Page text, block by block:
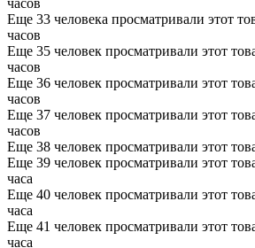
Еще 33 человека просматривали этот
часов
Еще 35 человек просматривали этот
часов
Еще 36 человек просматривали этот
часов
Еще 37 человек просматривали этот
часов
Еще 38 человек просматривали этот
Еще 39 человек просматривали этот
часа
Еще 40 человек просматривали этот
часа
Еще 41 человек просматривали этот
часа